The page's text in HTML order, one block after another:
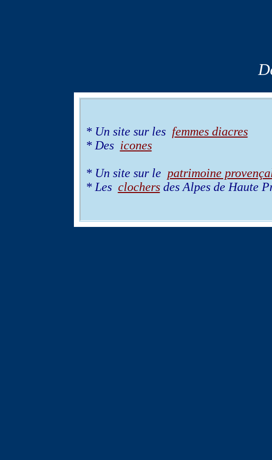
* Un site sur les femmes diacres
* Des icones
* Un site sur le patrimoine
* Les clochersdes Alpes de Haute